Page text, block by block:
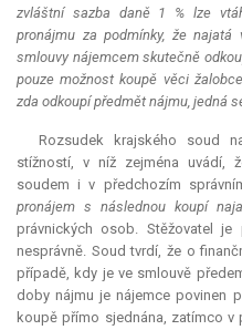
zvláštní sazba daně 1 % lze
pronájmu za podmínky, že
smlouvy nájemcem skutečně
pouze možnost koupě věci
zda odkoupí předmět nájmu, jedná
Rozsudek krajského soud
stížností, v níž zejména uvádí,
soudem i v předchozím
pronájem s následnou koupí
právnických osob. Stěžovatel
nesprávně. Soud tvrdí, že o
případě, kdy je ve smlouvě
doby nájmu je nájemce povinen
koupě přímo sjednána, zatímco v